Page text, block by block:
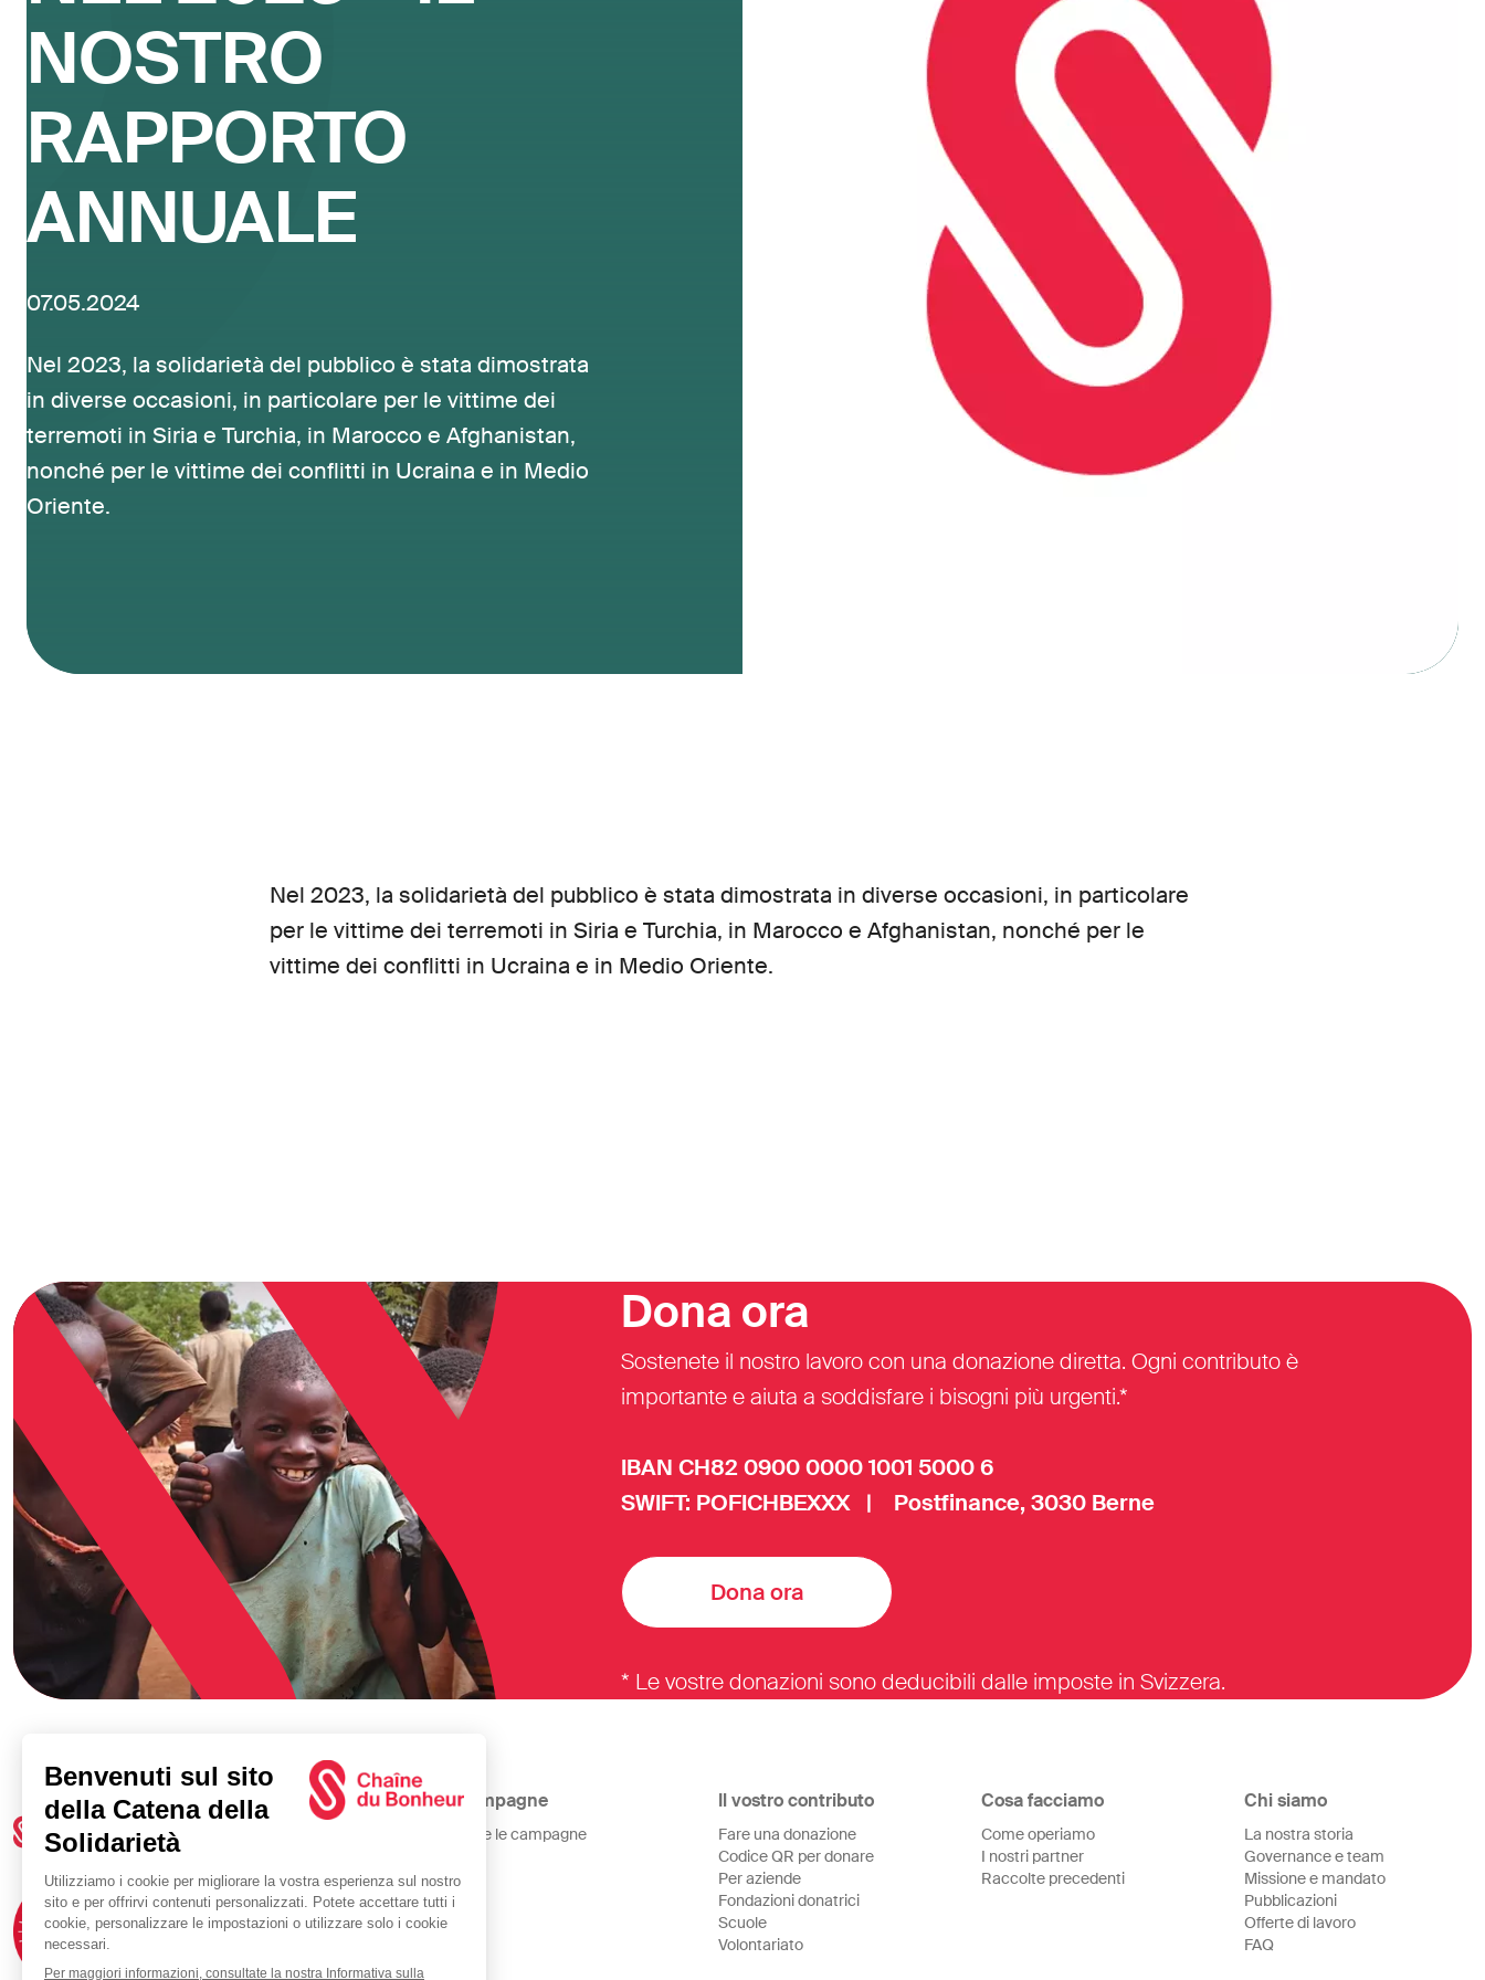
NOSTRO
RAPPORTO
ANNUALE
07.05.2024
Nel 2023, la solidarietà del pubblico è stata dimostrata
in diverse occasioni, in particolare per le vittime dei
terremoti in Siria e Turchia, in Marocco e Afghanistan,
nonché per le vittime dei conflitti in Ucraina e in Medio
Oriente.
Nel 2023, la solidarietà del pubblico è stata dimostrata in diverse occasioni, in particolare
per le vittime dei terremoti in Siria e Turchia, in Marocco e Afghanistan, nonché per le
vittime dei conflitti in Ucraina e in Medio Oriente.
Dona ora
Sostenete il nostro lavoro con una donazione diretta. Ogni contributo è
importante e aiuta a soddisfare i bisogni più urgenti.*
IBAN CH82 0900 0000 1001 5000 6
SWIFT: POFICHBEXXX | Postfinance, 3030 Berne
Dona ora
* Le vostre donazioni sono deducibili dalle imposte in Svizzera.
Campagne
Tutte le campagne
Il vostro contributo
Fare una donazione
Codice QR per donare
Per aziende
Fondazioni donatrici
Scuole
Volontariato
Cosa facciamo
Come operiamo
I nostri partner
Raccolte precedenti
Chi siamo
La nostra storia
Governance e team
Missione e mandato
Pubblicazioni
Offerte di lavoro
FAQ